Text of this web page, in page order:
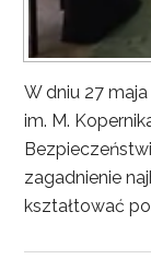
W dniu 27
im. M.
zagadnienie
kształtować